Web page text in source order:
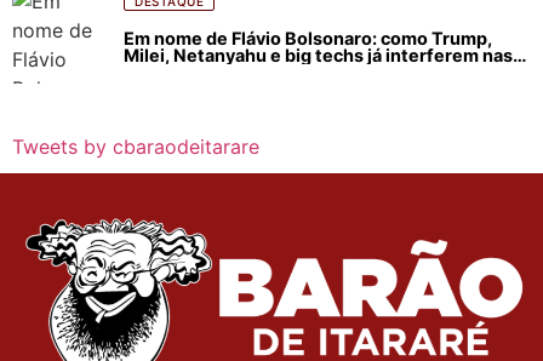
Em nome de Flávio Bolsonaro: como Trump,
Milei, Netanyahu e big techs já interferem nas
Tweets by cbaraodeitarare